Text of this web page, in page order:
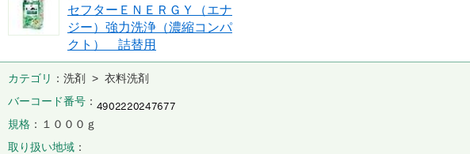
セフターＥＮＥＲＧＹ（エナ
ジー）強力洗浄（濃縮コンパ
クト） 詰替用
カテゴリ
洗剤 > 衣料洗剤
バーコード番号
規格
１０００ｇ
取り扱い地域